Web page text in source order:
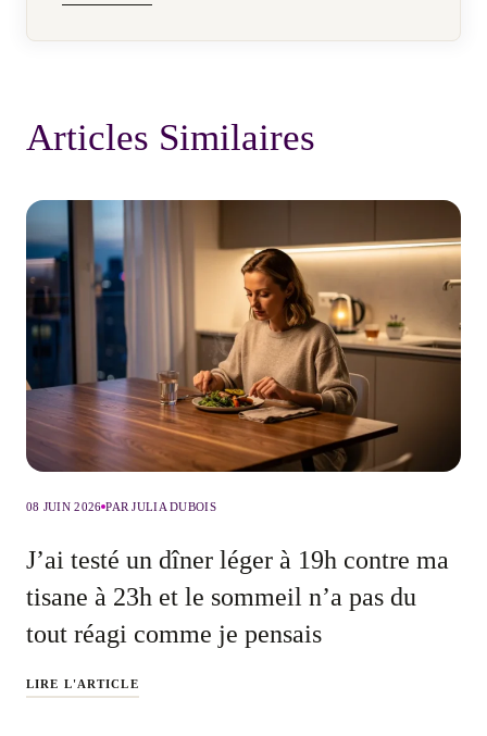
Articles Similaires
08 JUIN 2026 PAR JULIA DUBOIS
J’ai testé un dîner léger à 19h contre ma
tisane à 23h et le sommeil n’a pas du
tout réagi comme je pensais
LIRE L'ARTICLE